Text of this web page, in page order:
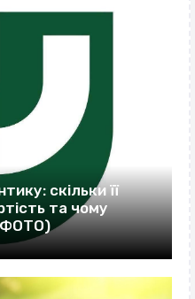
скільки її
та чому